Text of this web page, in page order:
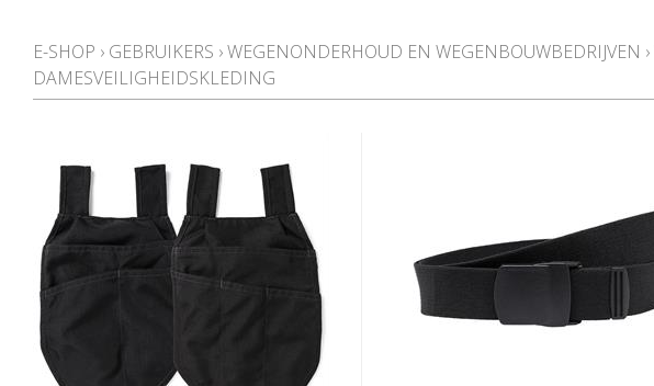
E-SHOP › GEBRUIKERS ›WEGENONDERHOUD EN WEGENBOUWBEDRIJVEN ›
DAMESVEILIGHEIDSKLEDING